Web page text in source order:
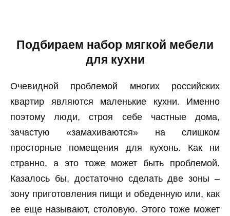
Подбираем набор мягкой мебели
для кухни
Очевидной проблемой многих российских
квартир являются маленькие кухни. Именно
поэтому люди, строя себе частные дома,
зачастую «замахиваются» на слишком
просторные помещения для кухонь. Как ни
странно, а это тоже может быть проблемой.
Казалось бы, достаточно сделать две зоны –
зону приготовления пищи и обеденную или, как
ее еще называют, столовую. Этого тоже может